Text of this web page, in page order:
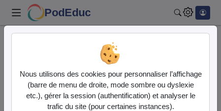
PodEduc
Contactez nous
Votre message
si vous
êtes un
humain en
Nous utilisons des cookies pour personnaliser l’affichage
(barre de menu de droite, mode sombre ou dyslexie
etc.), gérer la session (authentification) et analyser le
trafic du site (pour certaines instances).